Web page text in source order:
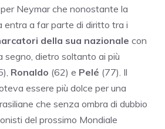
Neymar che nonostante la
entra a far parte di diritto tra i
della sua nazionale con
segno, dietro soltanto ai più
Ronaldo (62) e Pelé (77). Il
essere più dolce per una
che senza ombra di dubbio
del prossimo Mondiale